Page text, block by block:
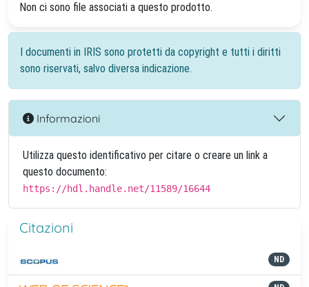
Non ci sono file associati a questo prodotto.
I documenti in IRIS sono protetti da copyright e tutti i diritti
sono riservati, salvo diversa indicazione.
Informazioni
Utilizza questo identificativo per citare o creare un link a
questo documento:
https://hdl.handle.net/11589/16644
Citazioni
ND